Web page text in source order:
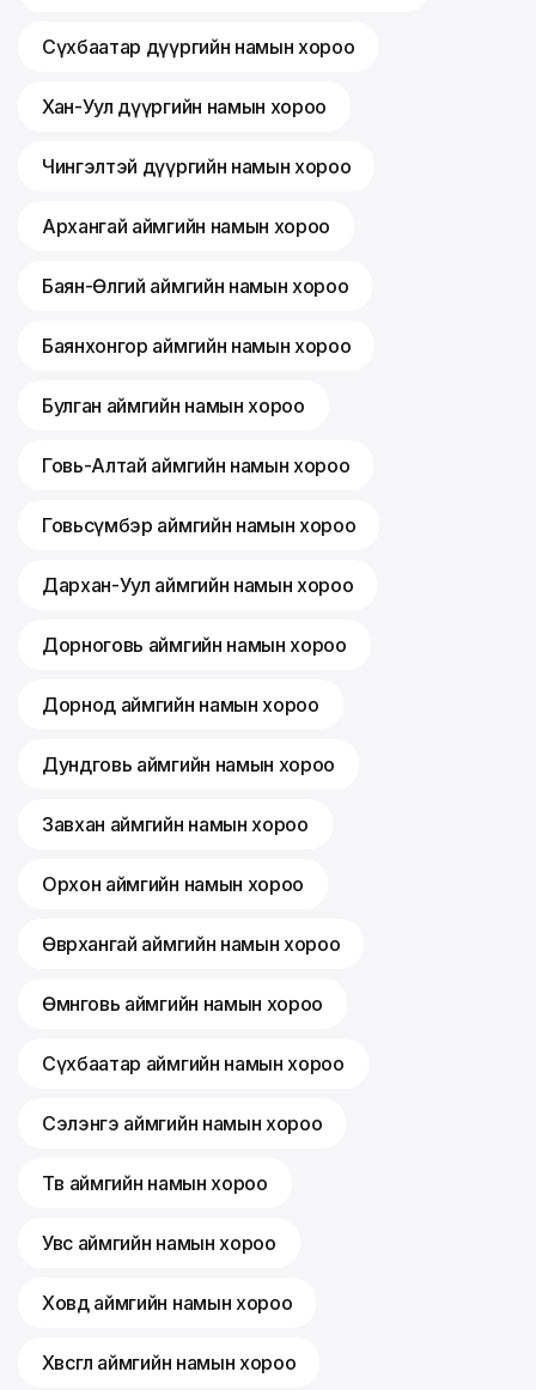
Сүхбаатар дүүргийн намын хороо
Хан-Уул дүүргийн намын хороо
Чингэлтэй дүүргийн намын хороо
Архангай аймгийн намын хороо
Баян-Өлгий аймгийн намын хороо
Баянхонгор аймгийн намын хороо
Булган аймгийн намын хороо
Говь-Алтай аймгийн намын хороо
Говьсүмбэр аймгийн намын хороо
Дархан-Уул аймгийн намын хороо
Дорноговь аймгийн намын хороо
Дорнод аймгийн намын хороо
Дундговь аймгийн намын хороо
Завхан аймгийн намын хороо
Орхон аймгийн намын хороо
Өвөрхангай аймгийн намын хороо
Өмнөговь аймгийн намын хороо
Сүхбаатар аймгийн намын хороо
Сэлэнгэ аймгийн намын хороо
Төв аймгийн намын хороо
Увс аймгийн намын хороо
Ховд аймгийн намын хороо
Хөвсгөл аймгийн намын хороо